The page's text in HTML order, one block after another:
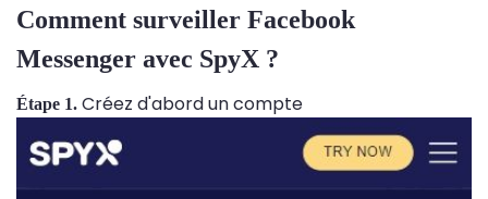
Comment surveiller Facebook
Messenger avec SpyX ?
Étape 1. Créez d'abord un compte